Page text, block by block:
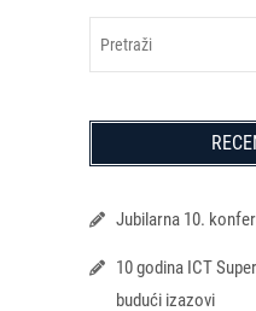
Jubilarna 10.
10 godina ICT
budući izazovi